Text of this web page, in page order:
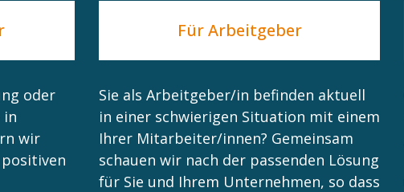
oder
in
wir
Für Arbeitgeber
Sie als Arbeitgeber/in befinden aktuell
in einer schwierigen Situation mit einem
Ihrer Mitarbeiter/innen? Gemeinsam
schauen wir nach der passenden Lösung
für Sie und Ihrem Unternehmen, so dass